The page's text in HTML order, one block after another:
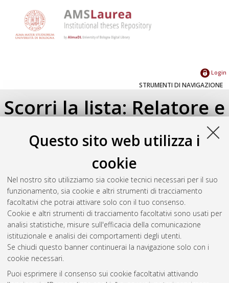
Questo sito web utilizza i
cookie
Nel nostro sito utilizziamo sia cookie tecnici necessari per il suo
funzionamento, sia cookie e altri strumenti di tracciamento
facoltativi che potrai attivare solo con il tuo consenso.
Cookie e altri strumenti di tracciamento facoltativi sono usati per
analisi statistiche, misure sull'efficacia della comunicazione
istituzionale e analisi dei comportamenti degli utenti.
Se chiudi questo banner continuerai la navigazione solo con i
cookie necessari.
Puoi esprimere il consenso sui cookie facoltativi attivando
Login
STRUMENTI DI NAVIGAZIONE
Scorri la lista: Relatore e
Correlatore
Seleziona un valore dall'elenco sottostante.
2024(1)
2012(1)
2010 (2)
Atom
Rss 1.0
Rss 2.0